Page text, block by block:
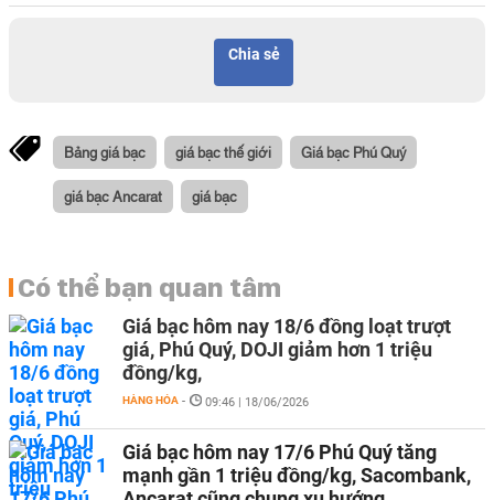
Chia sẻ
Bảng giá bạc giá bạc thế giới Giá bạc Phú Quý
giá bạc Ancarat giá bạc
Có thể bạn quan tâm
Giá bạc hôm nay 18/6 đồng loạt trượt
giá, Phú Quý, DOJI giảm hơn 1 triệu
đồng/kg,
HÀNG HÓA - 09:46 | 18/06/2026
Giá bạc hôm nay 17/6 Phú Quý tăng
mạnh gần 1 triệu đồng/kg, Sacombank,